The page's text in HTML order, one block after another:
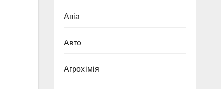
Авіа
Авто
Агрохімія